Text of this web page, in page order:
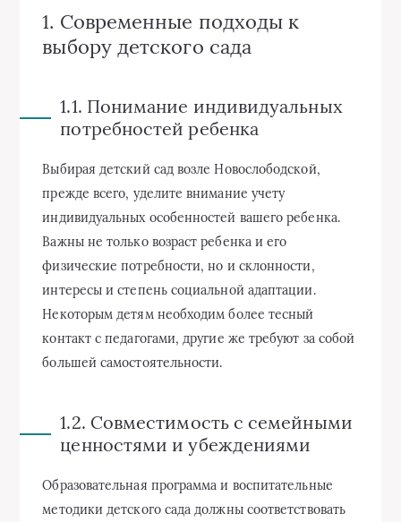
1. Современные подходы к
выбору детского сада
1.1. Понимание индивидуальных
потребностей ребенка
Выбирая детский сад возле Новослободской,
прежде всего, уделите внимание учету
индивидуальных особенностей вашего ребенка.
Важны не только возраст ребенка и его
физические потребности, но и склонности,
интересы и степень социальной адаптации.
Некоторым детям необходим более тесный
контакт с педагогами, другие же требуют за собой
большей самостоятельности.
1.2. Совместимость с семейными
ценностями и убеждениями
Образовательная программа и воспитательные
методики детского сада должны соответствовать